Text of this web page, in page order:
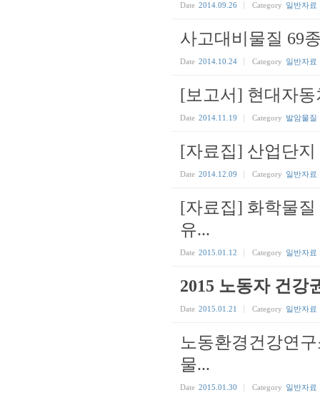
Date 2014.09.26 Category 일반자료
사고대비물질 69
Date 2014.10.24 Category 일반자료
[보고서] 현대자
Date 2014.11.19 Category 발암물질
[자료집] 산업단
Date 2014.12.09 Category 일반자료
[자료집] 화학물
유...
Date 2015.01.12 Category 일반자료
2015 노동자 건강
Date 2015.01.21 Category 일반자료
노동환경건강연
물...
Date 2015.01.30 Category 일반자료